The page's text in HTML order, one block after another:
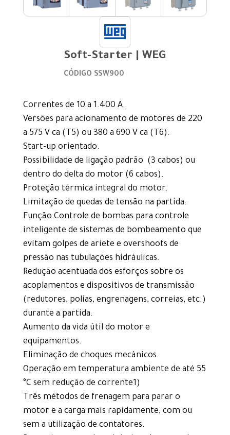
Soft-Starter | WEG
CÓDIGO SSW900
Correntes de 10 a 1.400 A.
Versões para acionamento de motores de 220
a 575 V ca (T5) ou 380 a 690 V ca (T6).
Start-up orientado.
Possibilidade de ligação padrão (3 cabos) ou
dentro do delta do motor (6 cabos).
Proteção térmica integral do motor.
Limitação de quedas de tensão na partida.
Função Controle de bombas para controle
inteligente de sistemas de bombeamento que
evitam golpes de aríete e overshoots de
pressão nas tubulações hidráulicas.
Redução acentuada dos esforços sobre os
acoplamentos e dispositivos de transmissão
(redutores, polias, engrenagens, correias, etc.)
durante a partida.
Aumento da vida útil do motor e
equipamentos.
Eliminação de choques mecânicos.
Operação em temperatura ambiente de até 55
°C sem redução de corrente1)
Três métodos de frenagem para parar o
motor e a carga mais rapidamente, com ou
sem a utilização de contatores.